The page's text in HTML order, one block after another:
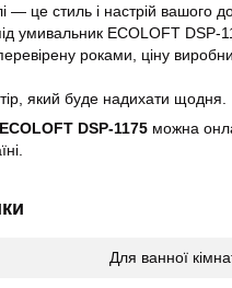
— це стиль і настрій вашого
умивальник ECOLOFT DSP-
роками, ціну
який буде надихати щодня.
DSP-1175 можна
Для ванної